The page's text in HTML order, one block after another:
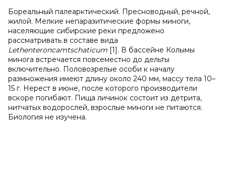
Бореальный палеарктический. Пресноводный, речной,
жилой. Мелкие непаразитические формы миноги,
населяющие сибирские реки предложено
рассматривать в составе вида
Lethenteroncamtschaticum [1]. В бассейне Колымы
минога встречается повсеместно до дельты
включительно. Половозрелые особи к началу
размножения имеют длину около 240 мм, массу тела 10–
15 г. Нерест в июне, после которого производители
вскоре погибают. Пища личинок состоит из детрита,
нитчатых водорослей, взрослые миноги не питаются.
Биология не изучена.